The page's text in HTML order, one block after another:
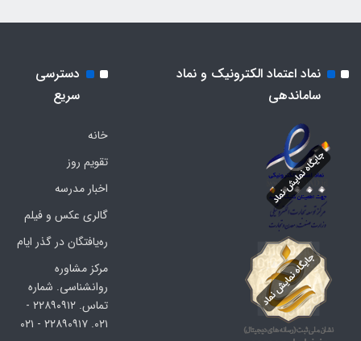
نماد اعتماد الکترونیک و نماد
ساماندهی
دسترسی
سریع
خانه
تقویم روز
اخبار مدرسه
گالری عکس و فیلم
ره‌یافتگان در گذر ایام
مرکز مشاوره
روانشناسی. شماره
تماس. ۲۲۸۹۰۹۱۲ -
۰۲۱. ۲۲۸۹۰۹۱۷ - ۰۲۱